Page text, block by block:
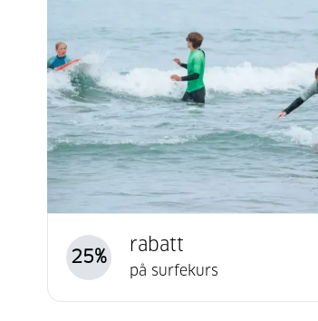
25%
rabatt
på surfekurs